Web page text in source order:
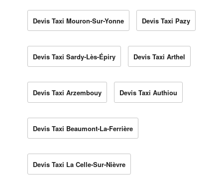
Devis Taxi Mouron-Sur-Yonne Devis Taxi Pazy
Devis Taxi Sardy-Lès-Épiry Devis Taxi Arthel
Devis Taxi Arzembouy Devis Taxi Authiou
Devis Taxi Beaumont-La-Ferrière
Devis Taxi La Celle-Sur-Nièvre